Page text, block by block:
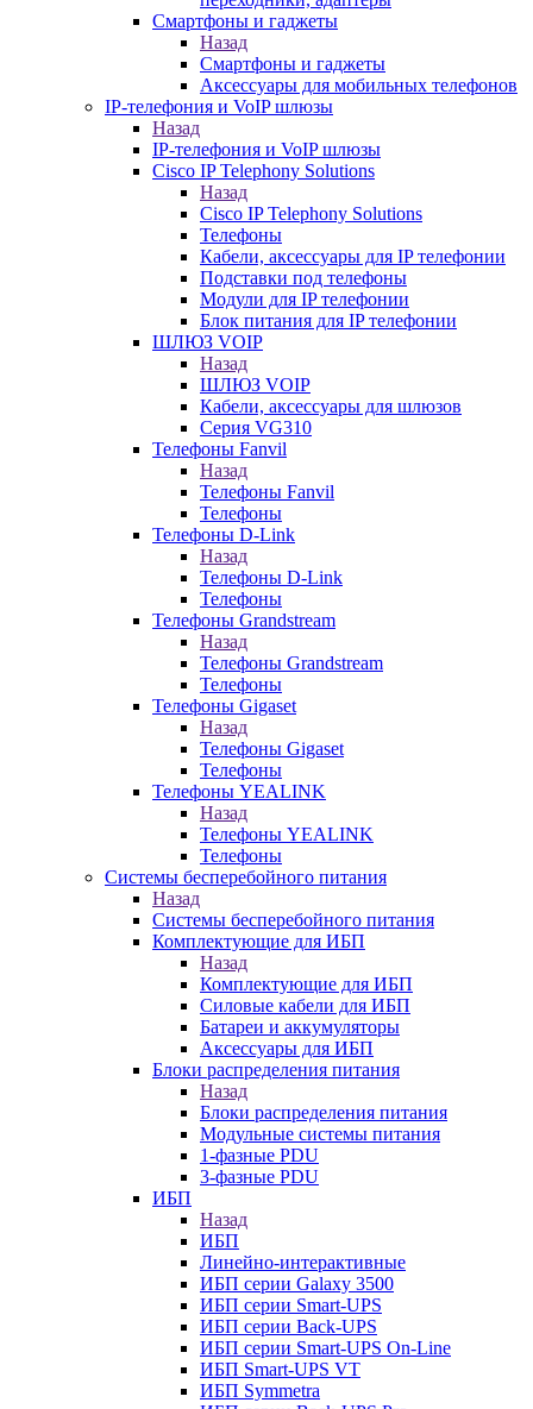
Смартфоны и гаджеты
Назад
Смартфоны и гаджеты
Аксессуары для мобильных телефонов
IP-телефония и VoIP шлюзы
Назад
IP-телефония и VoIP шлюзы
Cisco IP Telephony Solutions
Назад
Cisco IP Telephony Solutions
Телефоны
Кабели, аксессуары для IP телефонии
Подставки под телефоны
Модули для IP телефонии
Блок питания для IP телефонии
ШЛЮЗ VOIP
Назад
ШЛЮЗ VOIP
Кабели, аксессуары для шлюзов
Серия VG310
Телефоны Fanvil
Назад
Телефоны Fanvil
Телефоны
Телефоны D-Link
Назад
Телефоны D-Link
Телефоны
Телефоны Grandstream
Назад
Телефоны Grandstream
Телефоны
Телефоны Gigaset
Назад
Телефоны Gigaset
Телефоны
Телефоны YEALINK
Назад
Телефоны YEALINK
Телефоны
Системы бесперебойного питания
Назад
Системы бесперебойного питания
Комплектующие для ИБП
Назад
Комплектующие для ИБП
Силовые кабели для ИБП
Батареи и аккумуляторы
Аксессуары для ИБП
Блоки распределения питания
Назад
Блоки распределения питания
Модульные системы питания
1-фазные PDU
3-фазные PDU
ИБП
Назад
ИБП
Линейно-интерактивные
ИБП серии Galaxy 3500
ИБП серии Smart-UPS
ИБП серии Back-UPS
ИБП серии Smart-UPS On-Line
ИБП Smart-UPS VT
ИБП Symmetra